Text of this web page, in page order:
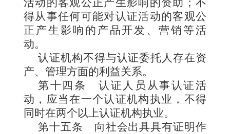
活动的客观公正产生影响的资助；不
得从事任何可能对认证活动的客观公
正产生影响的产品开发、营销等活
动。
认证机构不得与认证委托人存在资
产、管理方面的利益关系。
第十四条认证人员从事认证活
动，应当在一个认证机构执业，不得
同时在两个以上认证机构执业。
第十五条 向社会出具具有证明作